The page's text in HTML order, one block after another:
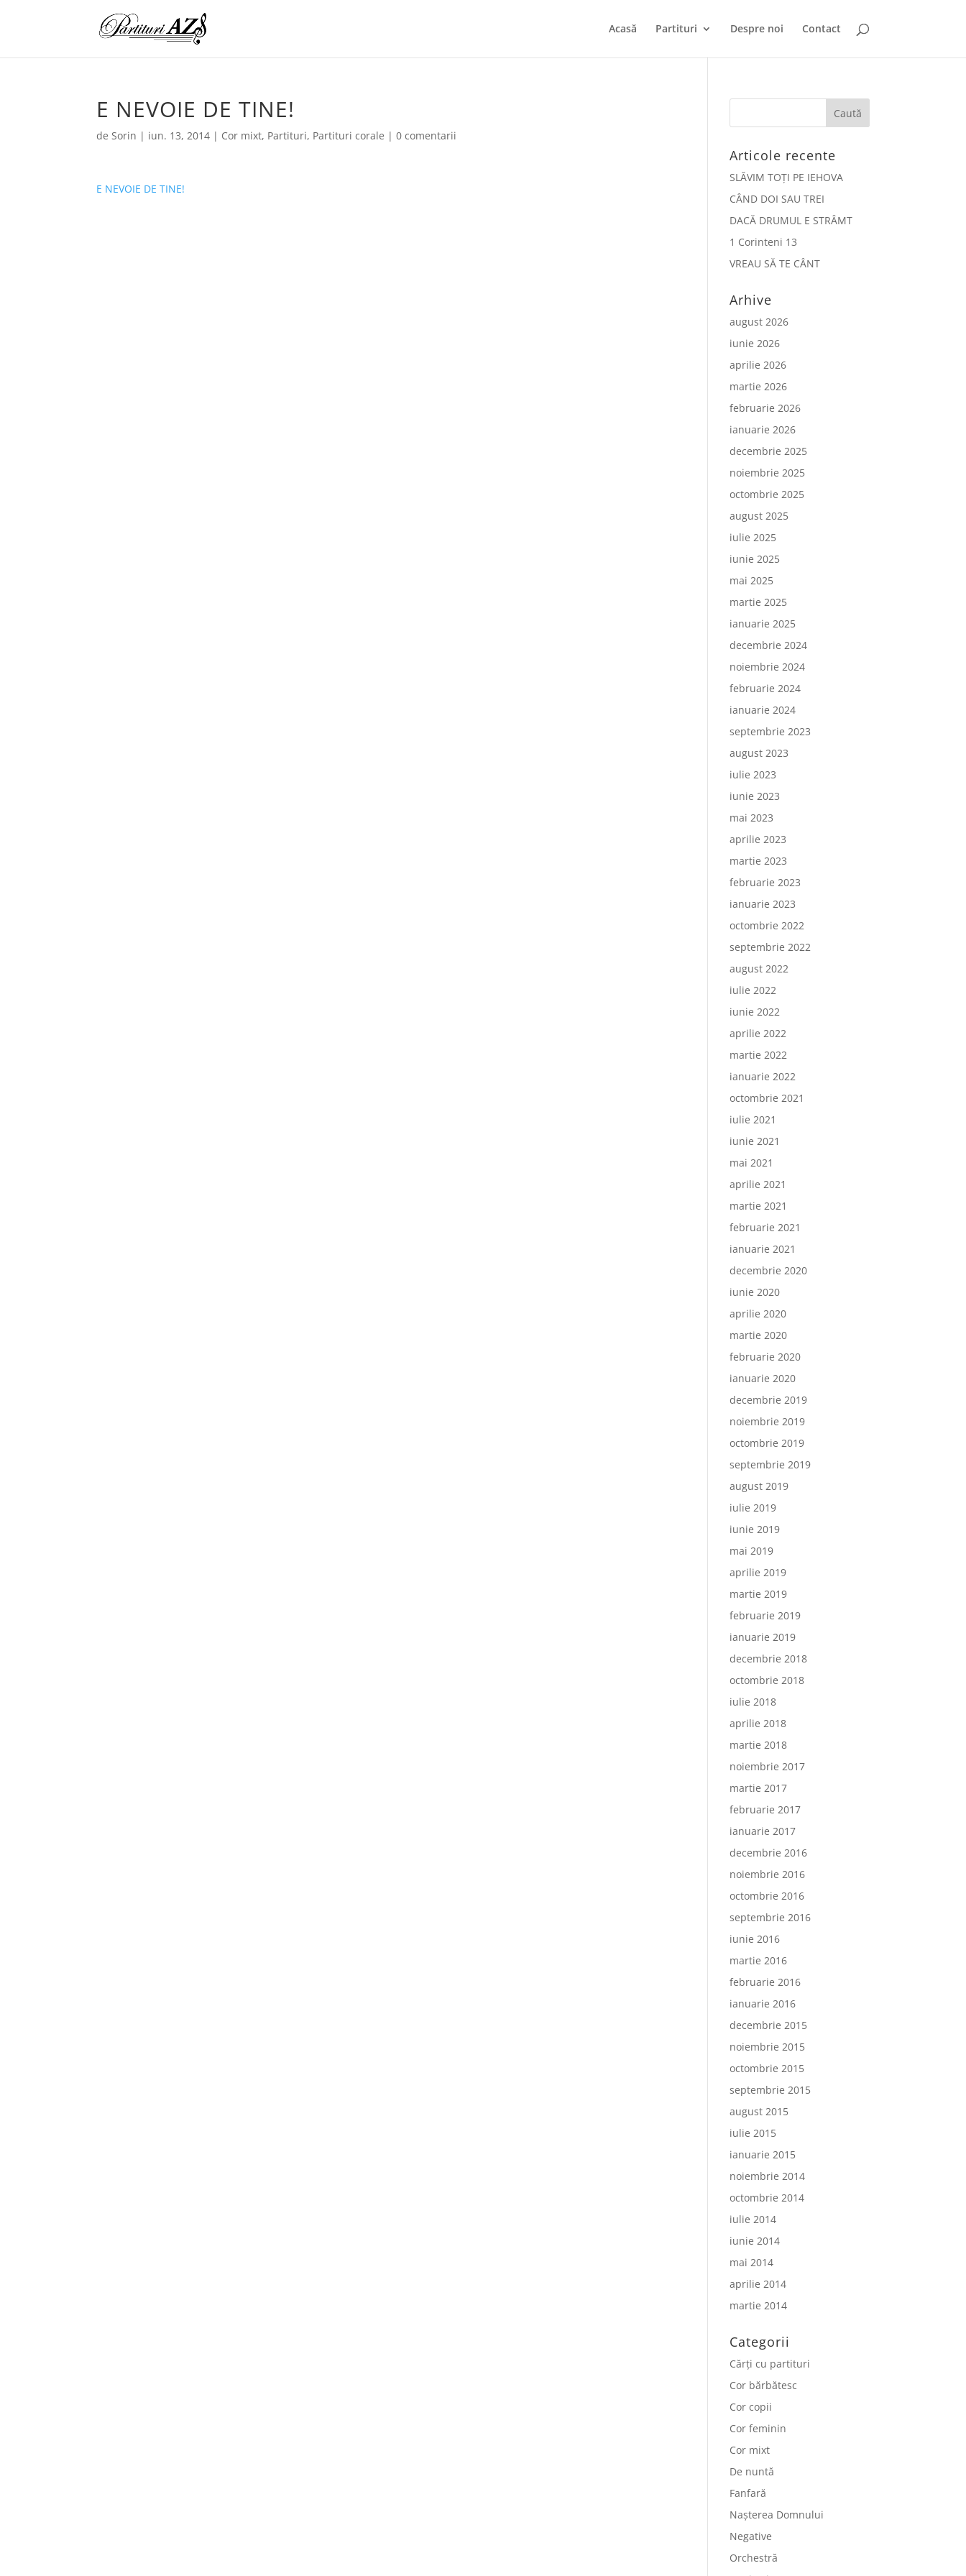
Acasă Partituri Despre noi Contact
E NEVOIE DE TINE!
deSorin | iun. 13, 2014 | Cor mixt, Partituri, Partituri corale |0 comentarii
E NEVOIE DE TINE!
Articole recente
SLĂVIM TOȚI PE IEHOVA
CÂND DOI SAU TREI
DACĂ DRUMUL E STRÂMT
1 Corinteni 13
VREAU SĂ TE CÂNT
Arhive
august 2026
iunie 2026
aprilie 2026
martie 2026
februarie 2026
ianuarie 2026
decembrie 2025
noiembrie 2025
octombrie 2025
august 2025
iulie 2025
iunie 2025
mai 2025
martie 2025
ianuarie 2025
decembrie 2024
noiembrie 2024
februarie 2024
ianuarie 2024
septembrie 2023
august 2023
iulie 2023
iunie 2023
mai 2023
aprilie 2023
martie 2023
februarie 2023
ianuarie 2023
octombrie 2022
septembrie 2022
august 2022
iulie 2022
iunie 2022
aprilie 2022
martie 2022
ianuarie 2022
octombrie 2021
iulie 2021
iunie 2021
mai 2021
aprilie 2021
martie 2021
februarie 2021
ianuarie 2021
decembrie 2020
iunie 2020
aprilie 2020
martie 2020
februarie 2020
ianuarie 2020
decembrie 2019
noiembrie 2019
octombrie 2019
septembrie 2019
august 2019
iulie 2019
iunie 2019
mai 2019
aprilie 2019
martie 2019
februarie 2019
ianuarie 2019
decembrie 2018
octombrie 2018
iulie 2018
aprilie 2018
martie 2018
noiembrie 2017
martie 2017
februarie 2017
ianuarie 2017
decembrie 2016
noiembrie 2016
octombrie 2016
septembrie 2016
iunie 2016
martie 2016
februarie 2016
ianuarie 2016
decembrie 2015
noiembrie 2015
octombrie 2015
septembrie 2015
august 2015
iulie 2015
ianuarie 2015
noiembrie 2014
octombrie 2014
iulie 2014
iunie 2014
mai 2014
aprilie 2014
martie 2014
Categorii
Cărți cu partituri
Cor bărbătesc
Cor copii
Cor feminin
Cor mixt
De nuntă
Fanfară
Nașterea Domnului
Negative
Orchestră